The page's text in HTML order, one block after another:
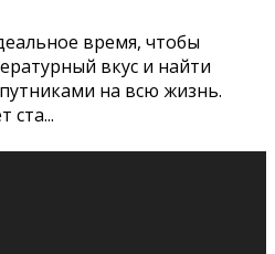
время, чтобы
вкус и найти
на всю жизнь.
ста...